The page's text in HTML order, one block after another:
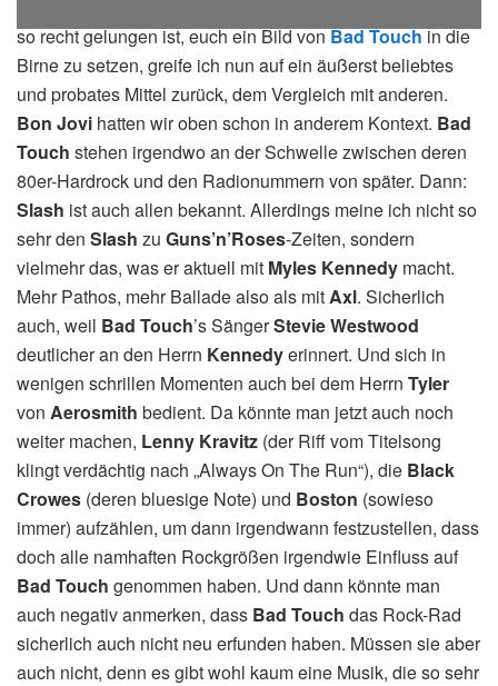
so recht gelungen ist, euch ein Bild vonBad Touchin die
Birne zu setzen, greife ich nun auf ein äußerst beliebtes
und probates Mittel zurück, dem Vergleich mit anderen.
Bon Jovi hatten wir oben schon in anderem Kontext. Bad
Touch stehen irgendwo an der Schwelle zwischen deren
80er-Hardrock und den Radionummern von später. Dann:
Slash ist auch allen bekannt. Allerdings meine ich nicht so
sehr den Slash zu Guns’n’Roses-Zeiten, sondern
vielmehr das, was er aktuell mit Myles Kennedy macht.
Mehr Pathos, mehr Ballade also als mitAxl. Sicherlich
auch, weil Bad Touch’s SängerStevie Westwood
deutlicher an den Herrn Kennedyerinnert. Und sich in
wenigen schrillen Momenten auch bei dem Herrn Tyler
von Aerosmith bedient. Da könnte man jetzt auch noch
weiter machen, Lenny Kravitz (der Riff vom Titelsong
klingt verdächtig nach „Always On The Run“), die Black
Crowes (deren bluesige Note) und Boston (sowieso
immer) aufzählen, um dann irgendwann festzustellen, dass
doch alle namhaften Rockgrößen irgendwie Einfluss auf
Bad Touch genommen haben. Und dann könnte man
auch negativ anmerken, dass Bad Touch das Rock-Rad
sicherlich auch nicht neu erfunden haben. Müssen sie aber
auch nicht, denn es gibt wohl kaum eine Musik, die so sehr